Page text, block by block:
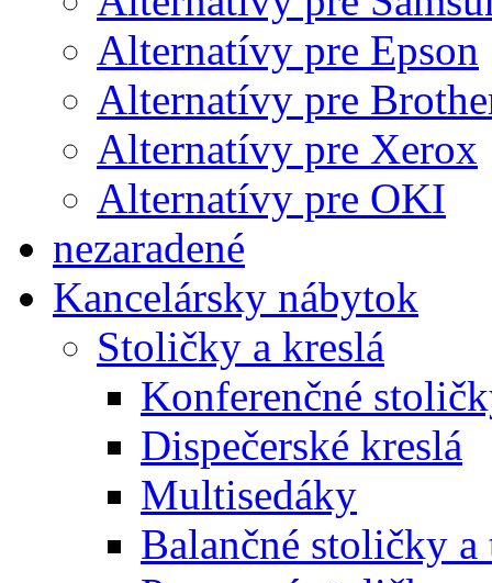
Alternatívy pre Epson
Alternatívy pre
Alternatívy pre Xerox
Alternatívy pre OKI
nezaradené
Kancelársky nábytok
Stoličky a kreslá
Konferenčné
Dispečerské kreslá
Multisedáky
Balančné stoličky a